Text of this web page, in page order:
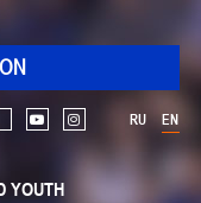
RU EN
youtube instagram
YOUTH